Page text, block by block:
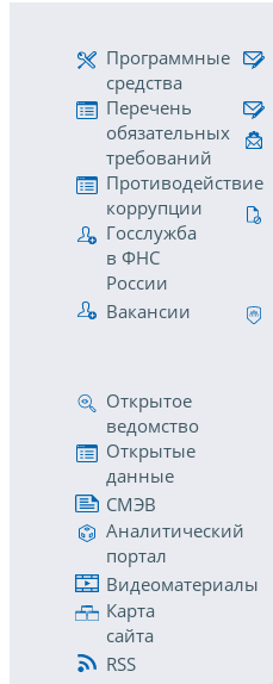
Программные
средства
Перечень
обязательных
требований
Противодействие
коррупции
Госслужба
в ФНС
России
Вакансии
Открытое
ведомство
Открытые
данные
СМЭВ
Аналитический
портал
Видеоматериалы
Карта
сайта
RSS